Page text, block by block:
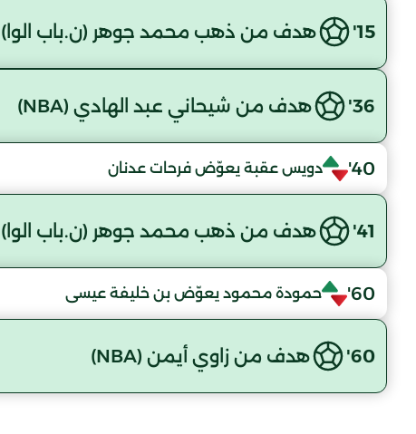
15' هدف من ذهب محمد جوهر (ن.باب الوا)
36' هدف من شيحاني عبد الهادي (NBA)
40' دويس عقبة يعوّض فرحات عدنان
41' هدف من ذهب محمد جوهر (ن.باب الوا)
60' حمودة محمود يعوّض بن خليفة عيسى
60' هدف من زاوي أيمن (NBA)